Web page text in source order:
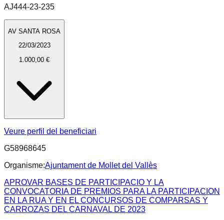
AJ444-23-235
AV SANTA ROSA
22/03/2023
1.000,00 €
Veure perfil del beneficiari
G58968645
Organisme:Ajuntament de Mollet del Vallès
APROVAR BASES DE PARTICIPACIO Y LA
CONVOCATORIA DE PREMIOS PARA LA PARTICIPACION
EN LA RUA Y EN EL CONCURSOS DE COMPARSAS Y
CARROZAS DEL CARNAVAL DE 2023